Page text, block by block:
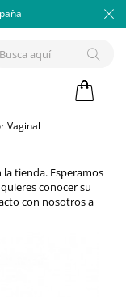
Vaginal
la tienda. Esperamos
conocer su
con nosotros a